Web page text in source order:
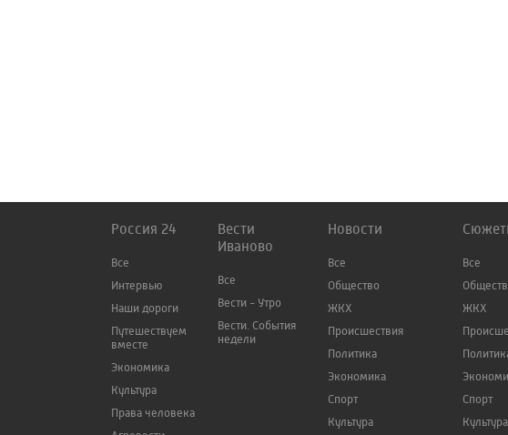
Россия 24
Все
Интервью
Наши дороги
Путешествуем
вместе
Экономика
Культура
Права человека
Вести
Иваново
Все
Вести - Утро
Вести. События
недели
Новости
Все
Общество
ЖКХ
Происшествия
Политика
Экономика
Спорт
Культура
Все
ЖКХ
Спорт
Культура